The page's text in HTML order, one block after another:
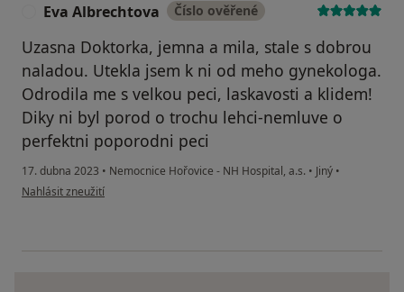
Eva Albrechtova Číslo ověřené
Uzasna Doktorka, jemna a mila, stale s dobrou
naladou. Utekla jsem k ni od meho gynekologa.
Odrodila me s velkou peci, laskavosti a klidem!
Diky ni byl porod o trochu lehci-nemluve o
perfektni poporodni peci
17. dubna 2023 • Nemocnice Hořovice - NH Hospital, a.s. • Jiný •
podle názoru uživatele Eva Albrechtova
Nahlásit zneužití